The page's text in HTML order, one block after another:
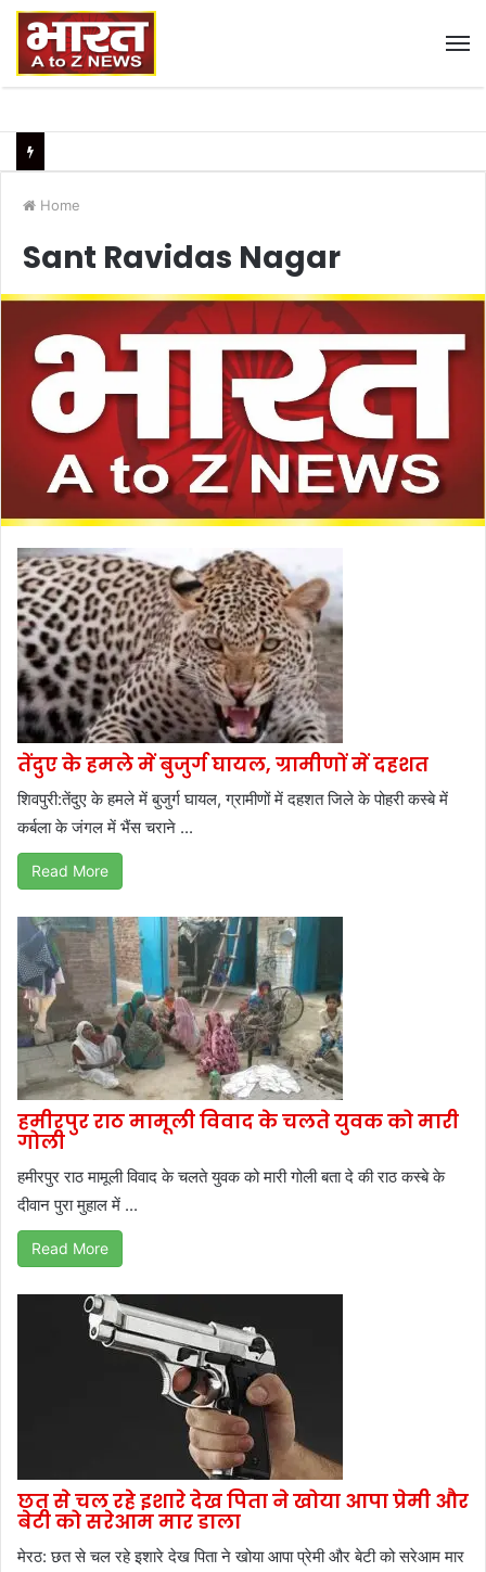
Home
Sant Ravidas Nagar
तेंदुए के हमले में बुजुर्ग घायल, ग्रामीणों में दहशत
शिवपुरी:तेंदुए के हमले में बुजुर्ग घायल, ग्रामीणों में दहशत जिले के पोहरी कस्बे में
कर्बला के जंगल में भैंस चराने ...
Read More
हमीरपुर राठ मामूली विवाद के चलते युवक को मारी
गोली
हमीरपुर राठ मामूली विवाद के चलते युवक को मारी गोली बता दे की राठ कस्बे के
दीवान पुरा मुहाल में ...
Read More
छत से चल रहे इशारे देख पिता ने खोया आपा प्रेमी और
बेटी को सरेआम मार डाला
मेरठ: छत से चल रहे इशारे देख पिता ने खोया आपा प्रेमी और बेटी को सरेआम मार